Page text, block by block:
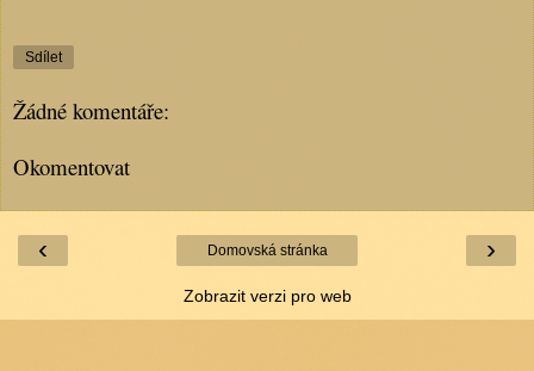
Sdílet
Žádné komentáře:
Okomentovat
‹ ›
Domovská stránka
Zobrazit verzi pro web